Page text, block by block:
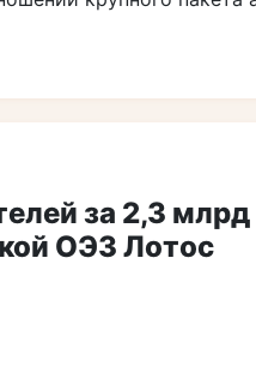
за 2,3
ОЭЗ Лотос